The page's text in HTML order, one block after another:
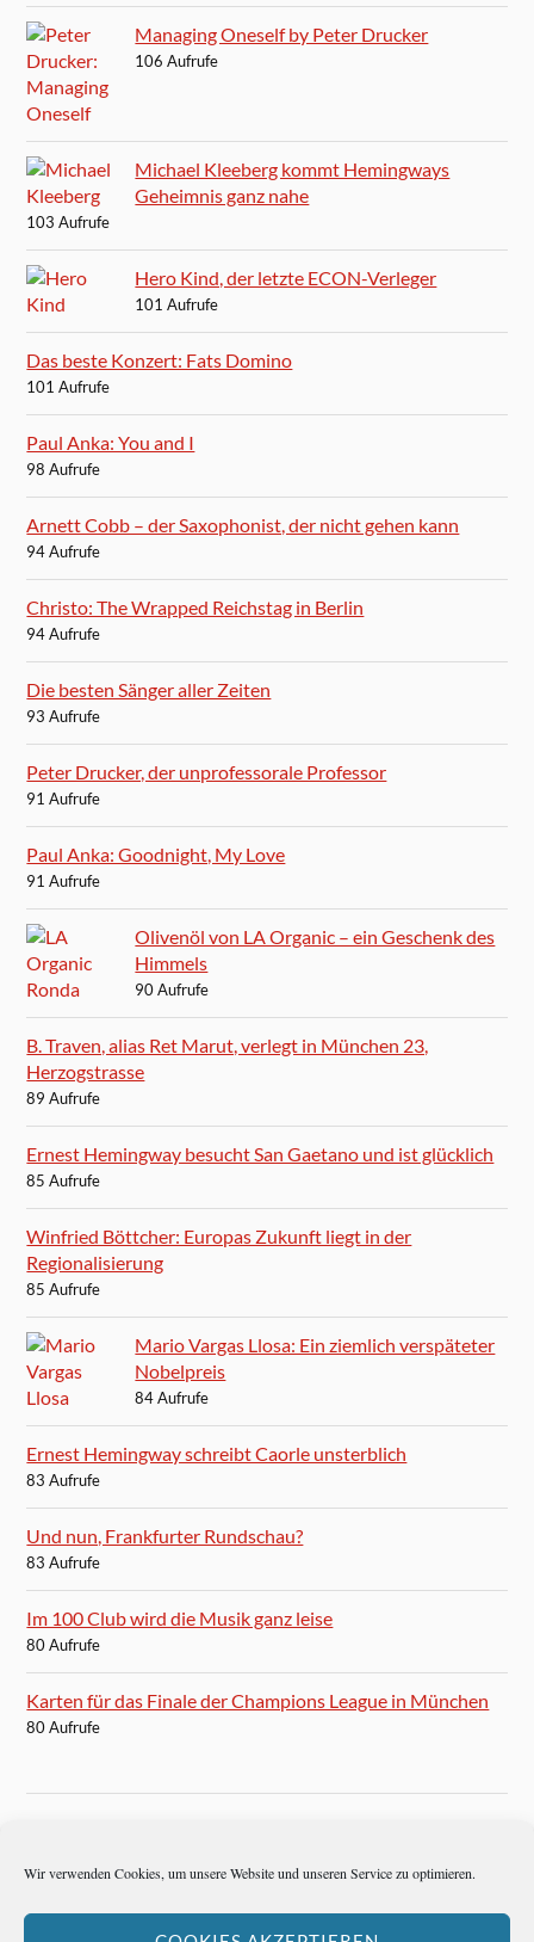
Wir verwenden Cookies, um unsere Website und unseren Service zu optimieren.
Managing Oneself by Peter Drucker
106 Aufrufe
Michael Kleeberg kommt Hemingways
Geheimnis ganz nahe
103 Aufrufe
Hero Kind, der letzte ECON-Verleger
101 Aufrufe
Das beste Konzert: Fats Domino
101 Aufrufe
Paul Anka: You and I
98 Aufrufe
Arnett Cobb – der Saxophonist, der nicht gehen kann
94 Aufrufe
Christo: The Wrapped Reichstag in Berlin
94 Aufrufe
Die besten Sänger aller Zeiten
93 Aufrufe
Peter Drucker, der unprofessorale Professor
91 Aufrufe
Paul Anka: Goodnight, My Love
91 Aufrufe
Olivenöl von LA Organic – ein Geschenk des
Himmels
90 Aufrufe
B. Traven, alias Ret Marut, verlegt in München 23,
Herzogstrasse
89 Aufrufe
Ernest Hemingway besucht San Gaetano und ist glücklich
85 Aufrufe
Winfried Böttcher: Europas Zukunft liegt in der
Regionalisierung
85 Aufrufe
Mario Vargas Llosa: Ein ziemlich verspäteter
Nobelpreis
84 Aufrufe
Ernest Hemingway schreibt Caorle unsterblich
83 Aufrufe
Und nun, Frankfurter Rundschau?
83 Aufrufe
Im 100 Club wird die Musik ganz leise
80 Aufrufe
Karten für das Finale der Champions League in München
80 Aufrufe
Autoren-Brief